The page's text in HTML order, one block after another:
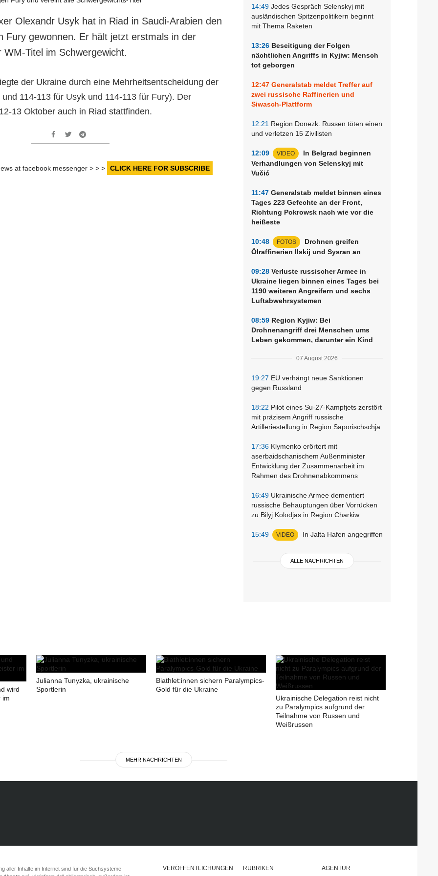
14:49 Jedes Gespräch Selenskyj mit
ausländischen Spitzenpolitikern beginnt
mit Thema Raketen
13:26 Beseitigung der Folgen
nächtlichen Angriffs in Kyjiw: Mensch
tot geborgen
12:47 Generalstab meldet Treffer auf
zwei russische Raffinerien und
Siwasch-Plattform
12:21 Region Donezk: Russen töten einen
und verletzen 15 Zivilisten
12:09 VIDEO
In Belgrad beginnen
Verhandlungen von Selenskyj mit
Vučić
11:47 Generalstab meldet binnen eines
Tages 223 Gefechte an der Front,
Richtung Pokrowsk nach wie vor die
heißeste
10:48 FOTOS
Drohnen greifen
Ölraffinerien Ilskij und Sysran an
09:28 Verluste russischer Armee in
Ukraine liegen binnen eines Tages bei
1190 weiteren Angreifern und sechs
Luftabwehrsystemen
08:59 Region Kyjiw: Bei
Drohnenangriff drei Menschen ums
Leben gekommen, darunter ein Kind
07 August 2026
19:27 EU verhängt neue Sanktionen
gegen Russland
18:22 Pilot eines Su-27-Kampfjets zerstört
mit präzisem Angriff russische
Artilleriestellung in Region Saporischschja
17:36 Klymenko erörtert mit
aserbaidschanischem Außenminister
Entwicklung der Zusammenarbeit im
Rahmen des Drohnenabkommens
16:49 Ukrainische Armee dementiert
russische Behauptungen über Vorrücken
zu Bilyj Kolodjas in Region Charkiw
15:49 VIDEO In Jalta Hafen angegriffen
ALLE NACHRICHTEN
Olexandr Usyk hat in Riad in Saudi-Arabien den
Fury gewonnen. Er hält jetzt erstmals in der
WM-Titel im Schwergewicht.
der Ukraine durch eine Mehrheitsentscheidung der
114-113 für Usyk und 114-113 für Fury). Der
13 Oktober auch in Riad stattfinden.
at facebook messenger > > > CLICK HERE FOR SUBSCRIBE
wird
im
Julianna Tunyzka, ukrainische
Sportlerin
Biathlet:innen sichern Paralympics-
Gold für die Ukraine
Ukrainische Delegation reist nicht
zu Paralympics aufgrund der
Teilnahme von Russen und
Weißrussen
MEHR NACHRICHTEN
RUBRIKEN AGENTUR
VERÖFFENTLICHUNGEN
aller Inhalte im Internet sind für die Suchsysteme